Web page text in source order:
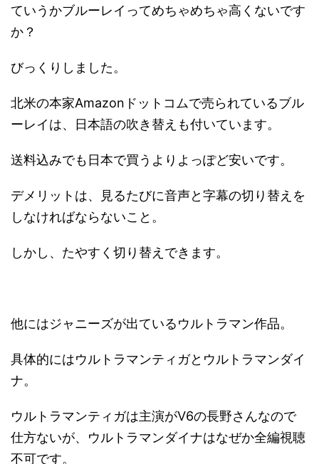
ていうかブルーレイってめちゃめちゃ高くないです
か？
びっくりしました。
北米の本家Amazonドットコムで売られているブル
ーレイは、日本語の吹き替えも付いています。
送料込みでも日本で買うよりよっぽど安いです。
デメリットは、見るたびに音声と字幕の切り替えを
しなければならないこと。
しかし、たやすく切り替えできます。
他にはジャニーズが出ているウルトラマン作品。
具体的にはウルトラマンティガとウルトラマンダイ
ナ。
ウルトラマンティガは主演がV6の長野さんなので
仕方ないが、ウルトラマンダイナはなぜか全編視聴
不可です。